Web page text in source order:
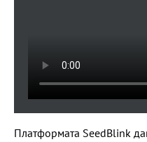
Платформата SeedBlink